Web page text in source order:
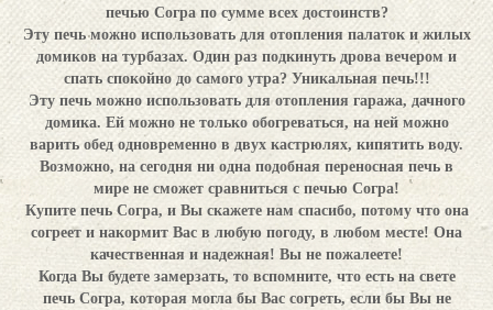
печью Согра по сумме всех достоинств?
Эту печь можно использовать для отопления палаток и жилых
домиков на турбазах. Один раз подкинуть дрова вечером и
спать спокойно до самого утра? Уникальная печь!!!
Эту печь можно использовать для отопления гаража, дачного
домика. Ей можно не только обогреваться, на ней можно
варить обед одновременно в двух кастрюлях, кипятить воду.
Возможно, на сегодня ни одна подобная переносная печь в
мире не сможет сравниться с печью Согра!
Купите печь Согра, и Вы скажете нам спасибо, потому что она
согреет и накормит Вас в любую погоду, в любом месте! Она
качественная и надежная! Вы не пожалеете!
Когда Вы будете замерзать, то вспомните, что есть на свете
печь Согра, которая могла бы Вас согреть, если бы Вы не